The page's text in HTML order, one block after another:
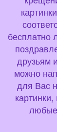
бесплатно
друзьям
можно
для Вас